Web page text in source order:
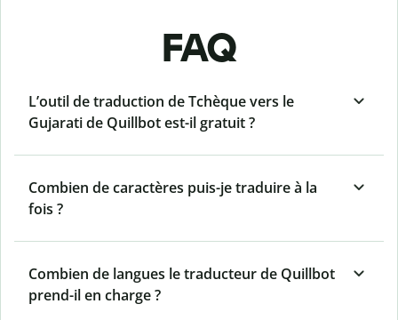
FAQ
L’outil de traduction de Tchèque vers le
Gujarati de Quillbot est-il gratuit ?
Combien de caractères puis-je traduire à la
fois ?
Combien de langues le traducteur de Quillbot
prend-il en charge ?